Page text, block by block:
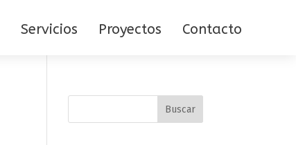
Servicios Proyectos Contacto
Buscar